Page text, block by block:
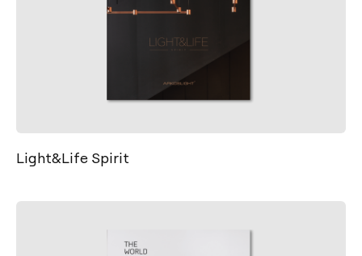
Light&Life Spirit